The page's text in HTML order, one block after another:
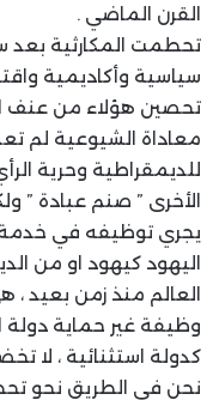
القرن الماضي .
تحطمت المكارثية بعد
سياسية وأكاديمية
تحصين هؤلاء من عنف
معاداة الشيوعية لم
للديمقراطية وحرية
الأخرى ” صنم عبادة ”
يجري توظيفه في خدمة
اليهود كيهود او من
العالم منذ زمن بعيد
وظيفة غير حماية دولة
كدولة استثنائية ، لا
نحن في الطريق نحو